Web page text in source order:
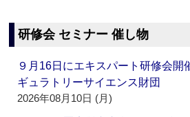
研修会 セミナー 催し物
９月16日にエキスパート研修会
ギュラトリーサイエンス財団
2026年08月10日 (月)